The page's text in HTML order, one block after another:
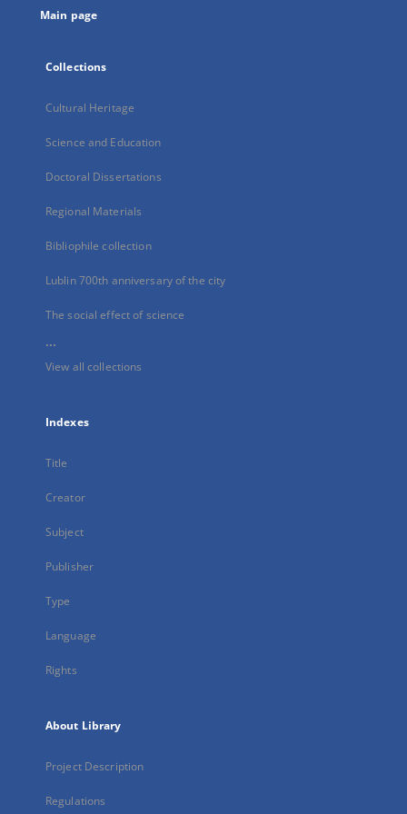
Main page
Collections
Cultural Heritage
Science and Education
Doctoral Dissertations
Regional Materials
Bibliophile collection
Lublin 700th anniversary of the city
The social effect of science
...
View all collections
Indexes
Title
Creator
Subject
Publisher
Type
Language
Rights
About Library
Project Description
Regulations